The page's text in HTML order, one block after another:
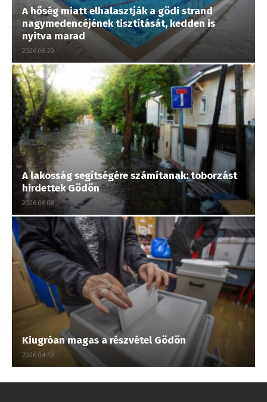
A hőség miatt elhalasztják a gödi strand
nagymedencéjének tisztítását, kedden is
nyitva marad
2026.06.29.
A lakosság segítségére számítanak: toborzást
hirdettek Gödön
2026.06.08.
Kiugróan magas a részvétel Gödön
2026.04.12.